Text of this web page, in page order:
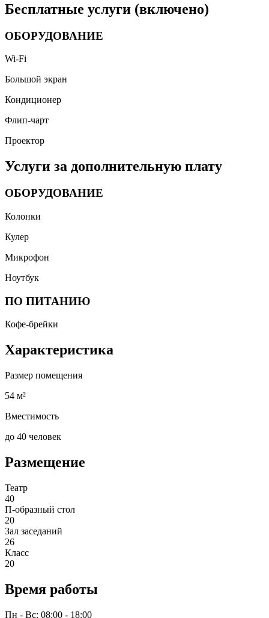
Бесплатные услуги (включено)
ОБОРУДОВАНИЕ
Wi-Fi
Большой экран
Кондиционер
Флип-чарт
Проектор
Услуги за дополнительную плату
ОБОРУДОВАНИЕ
Колонки
Кулер
Микрофон
Ноутбук
ПО ПИТАНИЮ
Кофе-брейки
Характеристика
Размер помещения
54 м²
Вместимость
до 40 человек
Размещение
Театр
40
П-образный стол
20
Зал заседаний
26
Класс
20
Время работы
Пн - Вс: 08:00 - 18:00